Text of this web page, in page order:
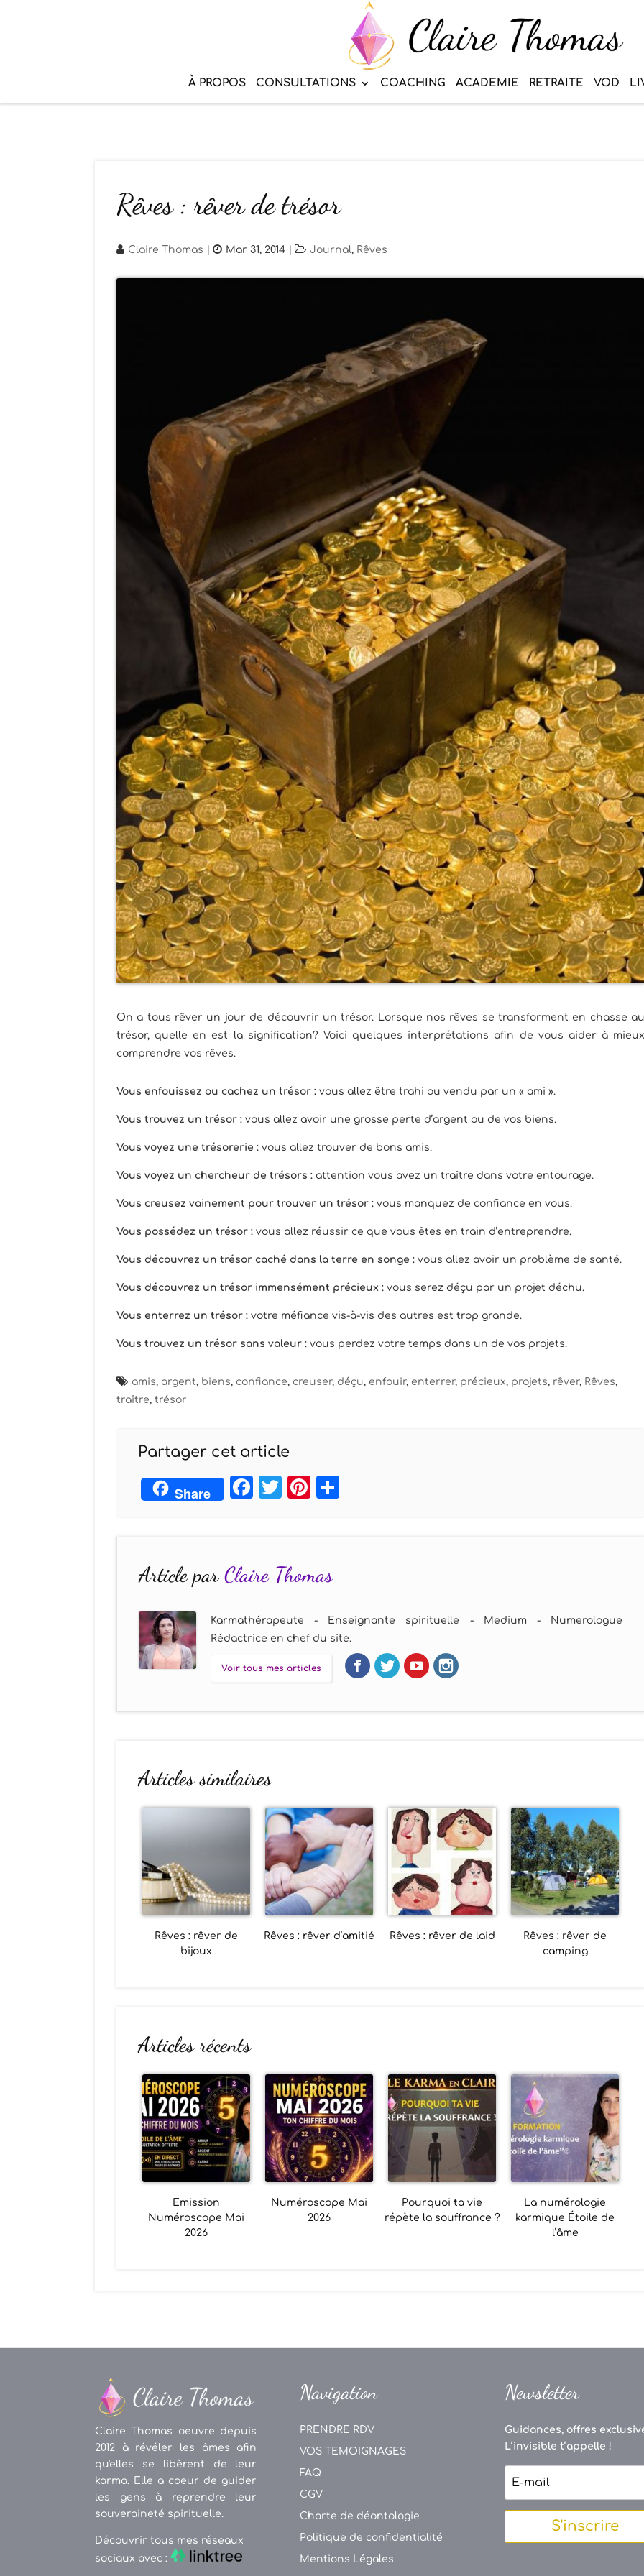
À PROPOS CONSULTATIONS COACHING ACADEMIE RETRAITE VOD
Rêves : rêver de trésor
Claire Thomas Mar 31, 2014 Journal, Rêves
On a tous rêver un jour de découvrir un trésor. Lorsque nos rêves se transforment en chasse
trésor, quelle en est la signification? Voici quelques interprétations afin de vous aider à
comprendre vos rêves.
Vous enfouissez ou cachez un trésor : vous allez être trahi ou vendu par un « ami ».
Vous trouvez un trésor : vous allez avoir une grosse perte d’argent ou de vos biens.
Vous voyez une trésorerie : vous allez trouver de bons amis.
Vous voyez un chercheur de trésors : attention vous avez un traître dans votre entourage.
Vous creusez vainement pour trouver un trésor : vous manquez de confiance en vous.
Vous possédez un trésor : vous allez réussir ce que vous êtes en train d’entreprendre.
Vous découvrez un trésor caché dans la terre en songe : vous allez avoir un problème de santé.
Vous découvrez un trésor immensément précieux : vous serez déçu par un projet déchu.
Vous enterrez un trésor : votre méfiance vis-à-vis des autres est trop grande.
Vous trouvez un trésor sans valeur : vous perdez votre temps dans un de vos projets.
amis, argent, biens, confiance, creuser, déçu, enfouir, enterrer, précieux, projets, rêver, Rêves,
traître, trésor
Partager cet article
Share Facebook
TwitterPinterest
Article parClaire Thomas
Karmathérapeute - Enseignante spirituelle - Medium - Numerologue
Rédactrice en chef du site.
Voir tous mes articles
Articles similaires
Rêves : rêver de
bijoux
Rêves : rêver d’amitié Rêves : rêver de laid
Rêves : rêver de
camping
Articles récents
Emission
Numéroscope Mai
2026
Numéroscope Mai
2026
Pourquoi ta vie
répète la souffrance ?
La numérologie
karmique Étoile de
l’âme
Claire Thomas oeuvre depuis
2012 à révéler les âmes afin
qu'elles se libèrent de leur
karma. Elle a coeur de guider
les gens à reprendre leur
souveraineté spirituelle.
Découvrir tous mes réseaux
sociaux avec :
Navigation
PRENDRE RDV
VOS TEMOIGNAGES
FAQ
CGV
Charte de déontologie
Politique de confidentialité
Mentions Légales
Newsletter
Guidances, offres
L’invisible t’appelle !
S'inscrire